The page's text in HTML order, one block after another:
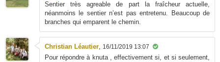
Sentier très agreable de part la fraîcheur actuelle,
néanmoins le sentier n’est pas entretenu. Beaucoup de
branches qui emparent le chemin.
Christian Léautier, 16/11/2019 13:07
Pour répondre à knuta , effectivement si, et si seulement,